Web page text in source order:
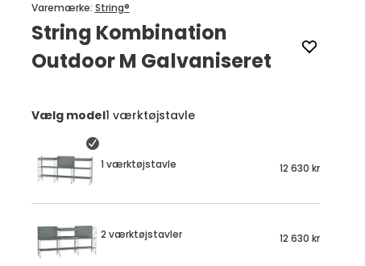
String Kombination
Outdoor M Galvaniseret
Varemærke: String®
Vælg model1 værktøjstavle
1 værktøjstavle 12 630 kr
2 værktøjstavler 12 630 kr